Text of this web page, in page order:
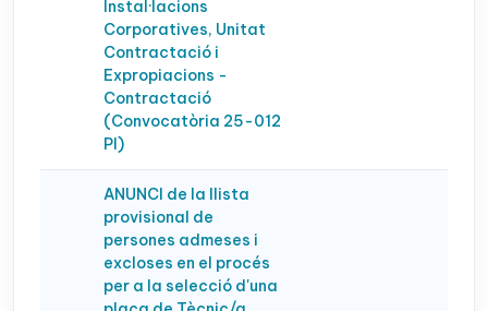
Instal·lacions
Corporatives, Unitat
Contractació i
Expropiacions -
Contractació
(Convocatòria 25-012
PI)
ANUNCI de la llista
provisional de
persones admeses i
excloses en el procés
per a la selecció d'una